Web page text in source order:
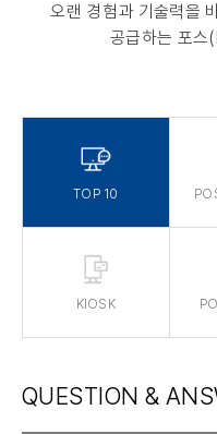
오랜 경험과 기술력을
공급하는 포스
TOP 10
KIOSK
QUESTION &